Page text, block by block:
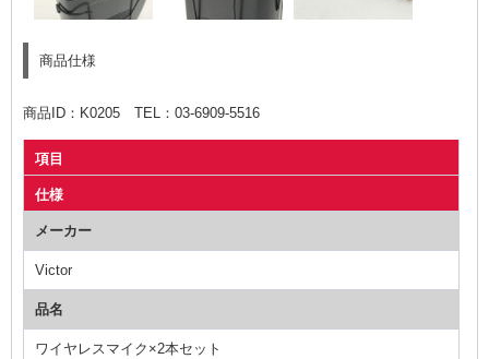
商品仕様
商品ID：K0205 TEL：03-6909-5516
項目
仕様
メーカー
Victor
品名
ワイヤレスマイク×2本セット